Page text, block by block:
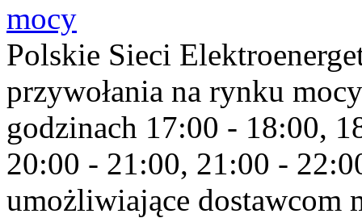
mocy
Polskie Sieci
przywołania na rynku
godzinach 17:00 - 18:00,
20:00 - 21:00, 21:00 -
umożliwiające dostawcom